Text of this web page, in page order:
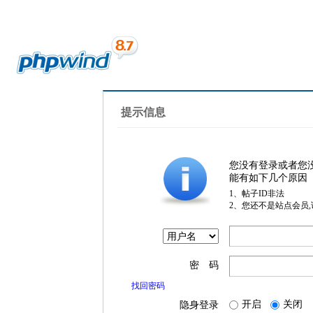
提示信息
您没有登录或者您
能有如下几个原因
1、帖子ID非法
2、您还不是站点会员
密 码
找回密码
隐身登录 开启 关闭